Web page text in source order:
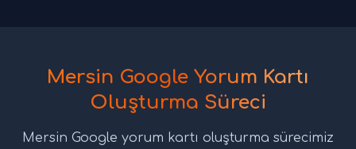
Mersin Google Yorum Kartı
Oluşturma Süreci
Mersin Google yorum kartı oluşturma sürecimiz